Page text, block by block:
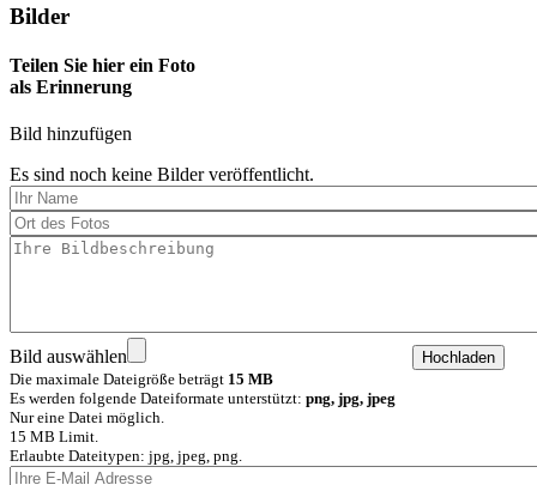
Bilder
Teilen Sie hier ein Foto
als Erinnerung
Bild hinzufügen
Es sind noch keine Bilder veröffentlicht.
Bild auswählen
Die maximale Dateigröße beträgt 15 MB
Es werden folgende Dateiformate unterstützt: png, jpg, jpeg
Nur eine Datei möglich.
15 MB Limit.
Erlaubte Dateitypen: jpg, jpeg, png.